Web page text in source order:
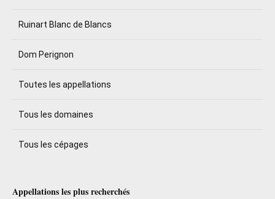
Ruinart Blanc de Blancs
Dom Perignon
Toutes les appellations
Tous les domaines
Tous les cépages
Appellations les plus recherchés